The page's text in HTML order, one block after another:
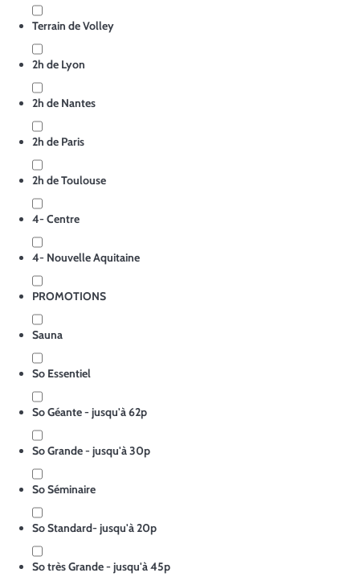
Terrain de Volley
2h de Lyon
2h de Nantes
2h de Paris
2h de Toulouse
4- Centre
4- Nouvelle Aquitaine
PROMOTIONS
Sauna
So Essentiel
So Géante - jusqu'à 62p
So Grande - jusqu'à 30p
So Séminaire
So Standard- jusqu'à 20p
So très Grande - jusqu'à 45p